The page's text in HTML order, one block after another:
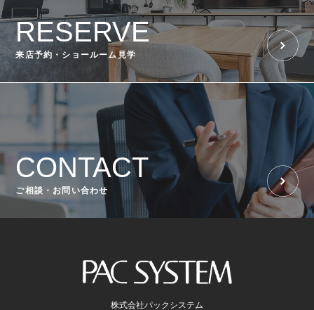
RESERVE
来店予約・ショールーム見学
CONTACT
ご相談・お問い合わせ
株式会社パックシステム